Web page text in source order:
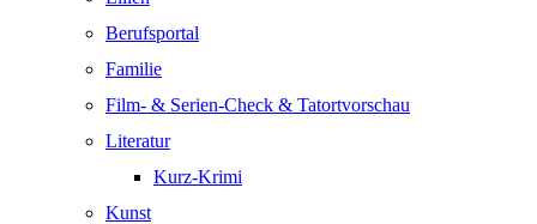
Berufsportal
Familie
Film- & Serien-Check & Tatortvorschau
Literatur
Kurz-Krimi
Kunst